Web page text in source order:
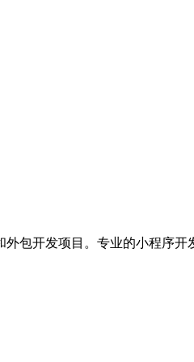
包开发项目。专业的小程序开